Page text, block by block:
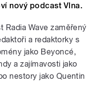
nový podcast Vlna.
Radia Wave zaměřený
a redaktorky s
jako Beyoncé,
a zajímavosti jako
nestory jako Quentin